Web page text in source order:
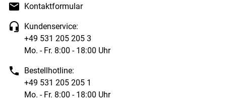
Kontaktformular
Kundenservice:
+49 531 205 205 3
Mo. - Fr. 8:00 - 18:00 Uhr
Bestellhotline:
+49 531 205 205 1
Mo. - Fr. 8:00 - 18:00 Uhr